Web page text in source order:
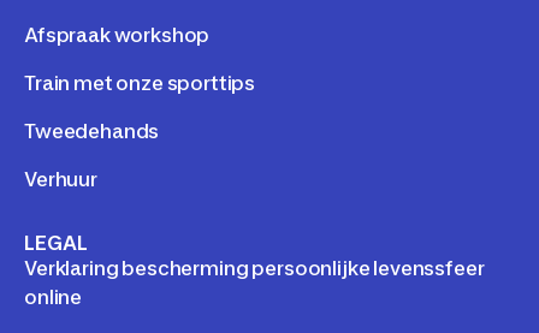
Afspraak workshop
Train met onze sporttips
Tweedehands
Verhuur
LEGAL
Verklaring bescherming persoonlijke levenssfeer
online